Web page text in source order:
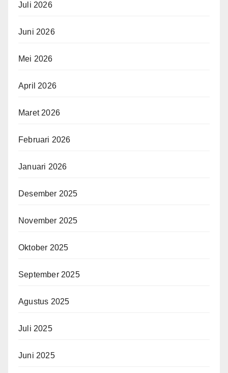
Juli 2026
Juni 2026
Mei 2026
April 2026
Maret 2026
Februari 2026
Januari 2026
Desember 2025
November 2025
Oktober 2025
September 2025
Agustus 2025
Juli 2025
Juni 2025